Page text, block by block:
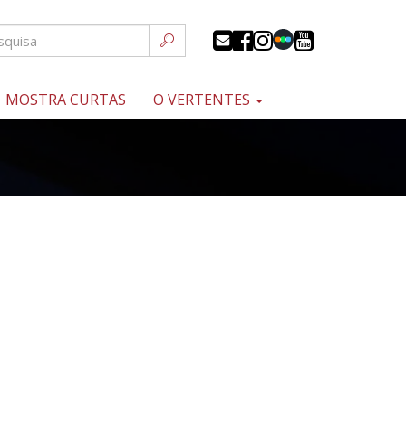
MOSTRA CURTAS O VERTENTES